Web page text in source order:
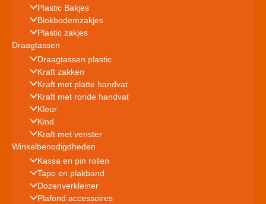
Plastic Bakjes
Blokbodemzakjes
Plastic zakjes
Draagtassen
Draagtassen plastic
Kraft zakken
Kraft met platte handvat
Kraft met ronde handvat
Kleur
Kind
Kraft met venster
Winkelbenodigdheden
Kassa en pin rollen
Tape en plakband
Dozenverkleiner
Plafond accessoires